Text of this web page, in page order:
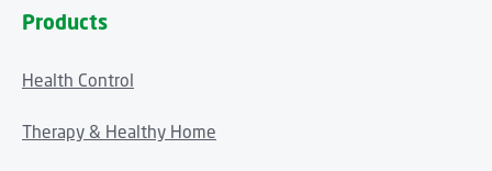
Products
Health Control
Therapy & Healthy Home